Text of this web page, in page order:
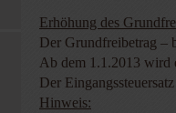
Erhöhung des
Der Grundfreibetrag –
Ab dem 1.1.2013 wird
Der
Hinweis: